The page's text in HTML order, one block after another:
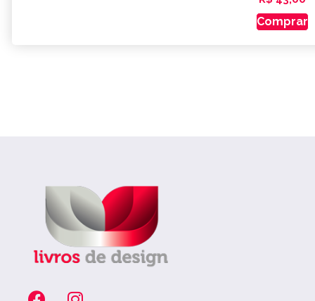
Comprar